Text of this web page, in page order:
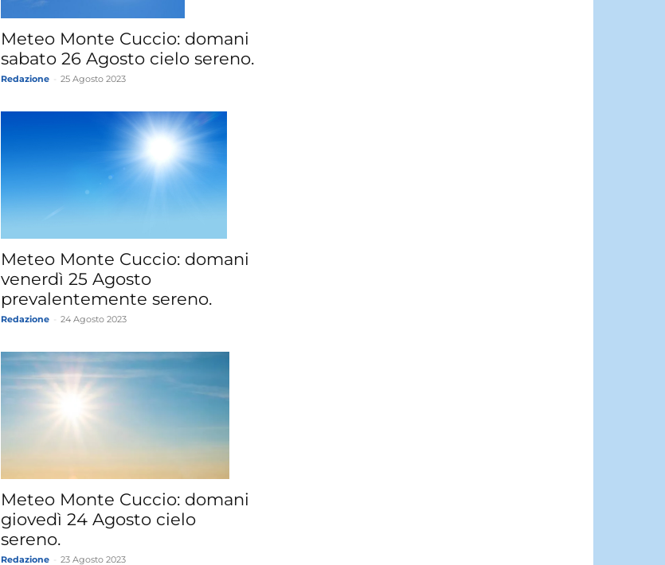
Meteo Monte Cuccio: domani
sabato 26 Agosto cielo sereno.
Redazione 25 Agosto 2023
Meteo Monte Cuccio: domani
venerdì 25 Agosto
prevalentemente sereno.
Redazione 24 Agosto 2023
Meteo Monte Cuccio: domani
giovedì 24 Agosto cielo
sereno.
Redazione 23 Agosto 2023